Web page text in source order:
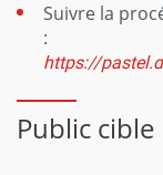
Suivre la
:
https://
Public cible